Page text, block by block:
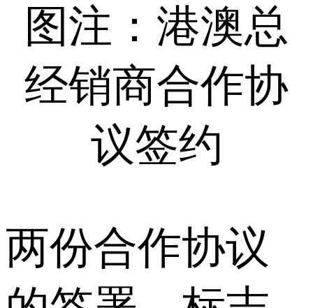
图注：港澳总
经销商合作协
议签约
两份合作协议